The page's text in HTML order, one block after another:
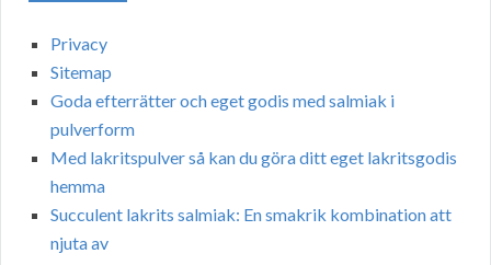
Privacy
Sitemap
Goda efterrätter och eget godis med salmiak i
pulverform
Med lakritspulver så kan du göra ditt eget lakritsgodis
hemma
Succulent lakrits salmiak: En smakrik kombination att
njuta av